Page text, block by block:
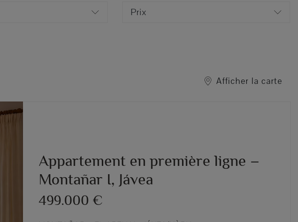
Prix
Afficher la carte
Appartement en première ligne –
Montañar I, Jávea
499.000 €